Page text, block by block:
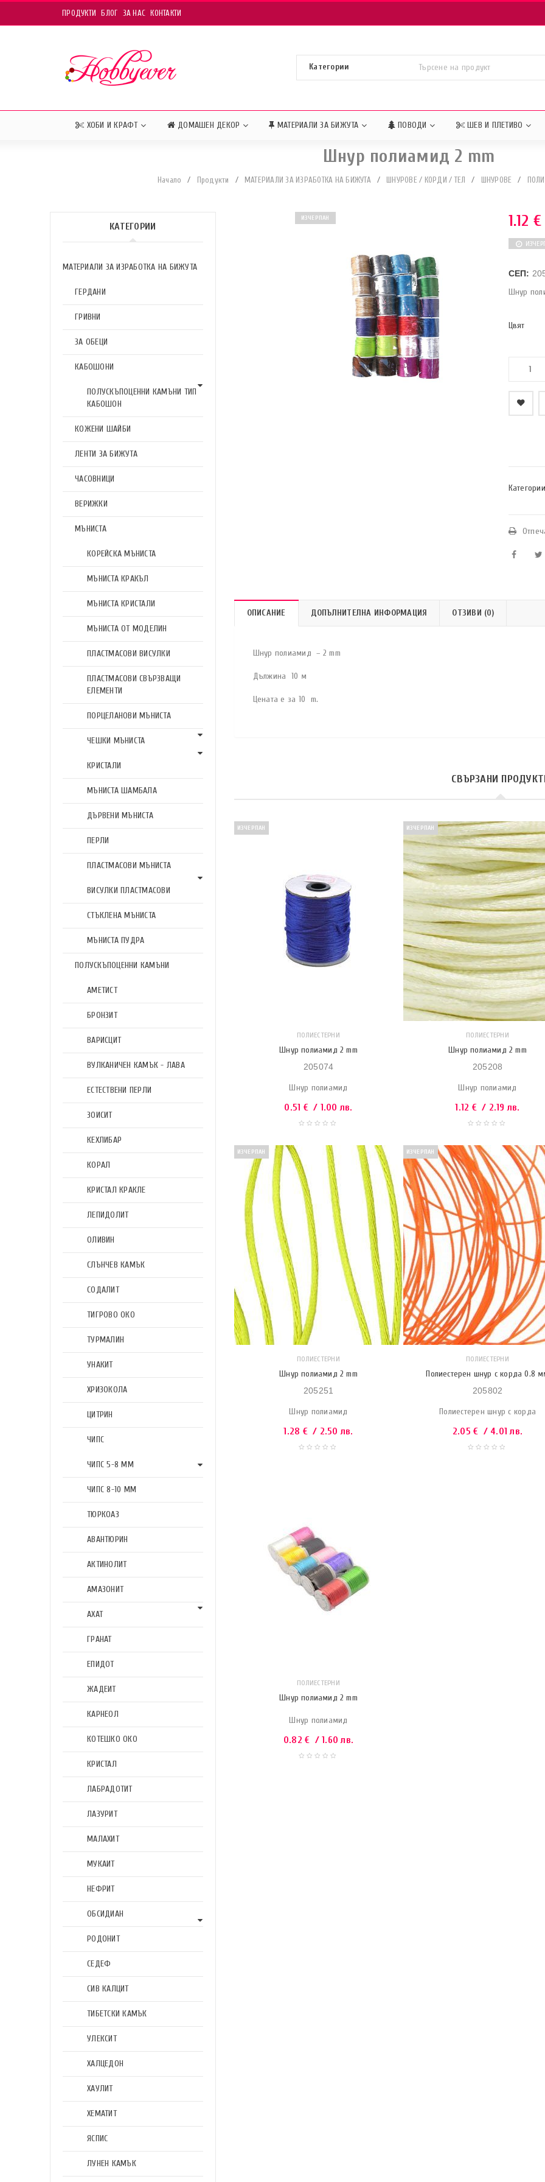
ПРОДУКТИ БЛОГ ЗА НАС КОНТАКТИ
ХОБИ И КРАФТ ДОМАШЕН ДЕКОР МАТЕРИАЛИ ЗА БИЖУТА ПОВОДИ ШЕВ И ПЛЕТИВО
Шнур полиамид 2 mm
Начало / Продукти / МАТЕРИАЛИ ЗА ИЗРАБОТКА НА БИЖУТА / ШНУРОВЕ / КОРДИ / ТЕЛ / ШНУРОВЕ /
КАТЕГОРИИ
МАТЕРИАЛИ ЗА ИЗРАБОТКА НА БИЖУТА
ГЕРДАНИ
ГРИВНИ
ЗА ОБЕЦИ
КАБОШОНИ
ПОЛУСКЪПОЦЕННИ КАМЪНИ ТИП
КАБОШОН
КОЖЕНИ ШАЙБИ
ЛЕНТИ ЗА БИЖУТА
ЧАСОВНИЦИ
ВЕРИЖКИ
МЪНИСТА
КОРЕЙСКА МЪНИСТА
МЪНИСТА КРАКЪЛ
МЪНИСТА КРИСТАЛИ
МЪНИСТА ОТ МОДЕЛИН
ПЛАСТМАСОВИ ВИСУЛКИ
ПЛАСТМАСОВИ СВЪРЗВАЩИ
ЕЛЕМЕНТИ
ПОРЦЕЛАНОВИ МЪНИСТА
ЧЕШКИ МЪНИСТА
КРИСТАЛИ
МЪНИСТА ШАМБАЛА
ДЪРВЕНИ МЪНИСТА
ПЕРЛИ
ПЛАСТМАСОВИ МЪНИСТА
ВИСУЛКИ ПЛАСТМАСОВИ
СТЪКЛЕНА МЪНИСТА
МЪНИСТА ПУДРА
ПОЛУСКЪПОЦЕННИ КАМЪНИ
АМЕТИСТ
БРОНЗИТ
ВАРИСЦИТ
ВУЛКАНИЧЕН КАМЪК - ЛАВА
ЕСТЕСТВЕНИ ПЕРЛИ
ЗОИСИТ
КЕХЛИБАР
КОРАЛ
КРИСТАЛ КРАКЛЕ
ЛЕПИДОЛИТ
ОЛИВИН
СЛЪНЧЕВ КАМЪК
СОДАЛИТ
ТИГРОВО ОКО
ТУРМАЛИН
УНАКИТ
ХРИЗОКОЛА
ЦИТРИН
ЧИПС
ЧИПС 5-8 ММ
ЧИПС 8-10 ММ
ТЮРКОАЗ
АВАНТЮРИН
АКТИНОЛИТ
АМАЗОНИТ
АХАТ
ГРАНАТ
ЕПИДОТ
ЖАДЕИТ
КАРНЕОЛ
КОТЕШКО ОКО
КРИСТАЛ
ЛАБРАДОТИТ
ЛАЗУРИТ
МАЛАХИТ
МУКАИТ
НЕФРИТ
ОБСИДИАН
РОДОНИТ
СЕДЕФ
СИВ КАЛЦИТ
ТИБЕТСКИ КАМЪК
УЛЕКСИТ
ХАЛЦЕДОН
ХАУЛИТ
ХЕМАТИТ
ЯСПИС
ЛУНЕН КАМЪК
ИЗЧЕРПАН 1.12 €
СЕП:
Шнур
Цвят
ОПИСАНИЕ ДОПЪЛНИТЕЛНА ИНФОРМАЦИЯ ОТЗИВИ (0)
Шнур полиамид – 2 mm
Дължина 10 м
Цената е за 10 m.
СВЪРЗАНИ
ИЗЧЕРПАН
ПОЛИЕСТЕРНИ
Шнур полиамид 2 mm
205074
Шнур полиамид
0.51 € / 1.00 лв.
ИЗЧЕРПАН
ПОЛИЕСТЕРНИ
Шнур полиамид 2 mm
205208
Шнур полиамид
1.12 € / 2.19 лв.
ИЗЧЕРПАН
ПОЛИЕСТЕРНИ
Шнур полиамид 2 mm
205251
Шнур полиамид
1.28 € / 2.50 лв.
ИЗЧЕРПАН
ПОЛИЕСТЕРНИ
Полиестерен шнур с корда 0.8
205802
Полиестерен шнур с корда
2.05€ / 4.01 лв.
ПОЛИЕСТЕРНИ
Шнур полиамид 2 mm
Шнур полиамид
0.82€ / 1.60 лв.